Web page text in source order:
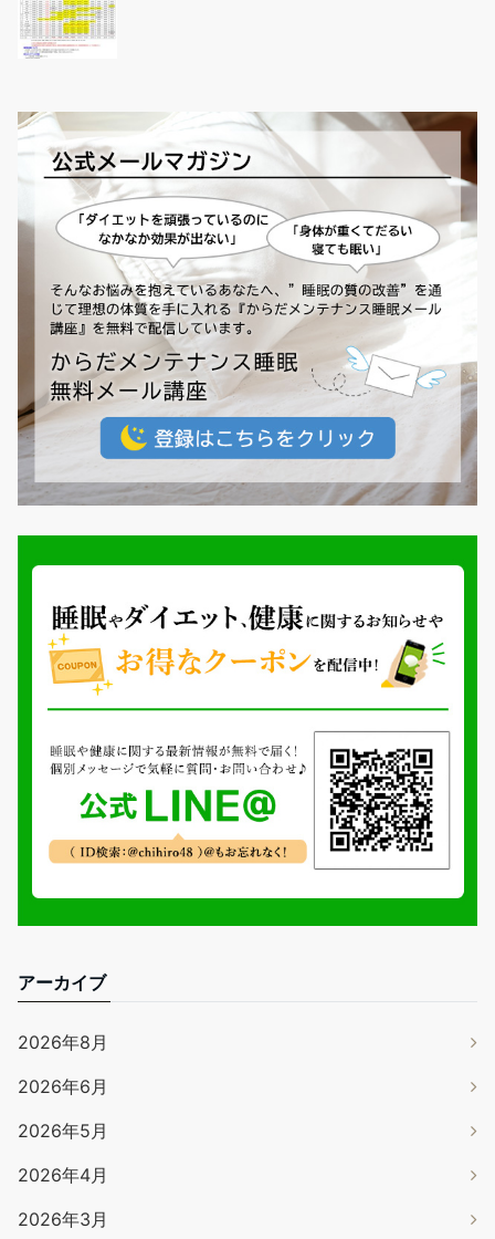
アーカイブ
2026年8月
2026年6月
2026年5月
2026年4月
2026年3月